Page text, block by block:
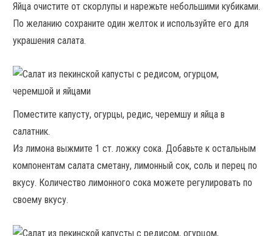
Яйца очистите от скорлупы и нарежьте небольшими кубиками.
По желанию сохраните один желток и используйте его для
украшения салата.
Поместите капусту, огурцы, редис, черемшу и яйца в
салатник.
Из лимона выжмите 1 ст. ложку сока. Добавьте к остальным
компонентам салата сметану, лимонный сок, соль и перец по
вкусу. Количество лимонного сока можете регулировать по
своему вкусу.